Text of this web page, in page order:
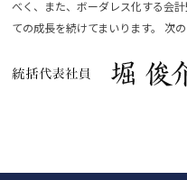
べく、また、ボーダレス化する会
ての成長を続けてまいります。 次